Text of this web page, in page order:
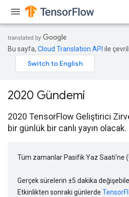
Bu sayfa, Cloud Translation API ile
2020 Gündemi
2020 TensorFlow Geliştirici
bir günlük bir canlı yayın olacak.
Tüm zamanlar Pasifik Yaz Saati'ne
Gerçek sürelerin ±5 dakika
Etkinlikten sonraki günlerde